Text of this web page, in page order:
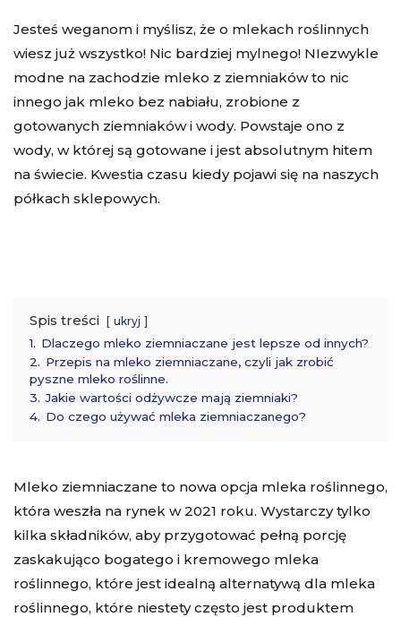
Jesteś weganom i myślisz, że o mlekach roślinnych
wiesz już wszystko! Nic bardziej mylnego! NIezwykle
modne na zachodzie mleko z ziemniaków to nic
innego jak mleko bez nabiału, zrobione z
gotowanych ziemniaków i wody. Powstaje ono z
wody, w której są gotowane i jest absolutnym hitem
na świecie. Kwestia czasu kiedy pojawi się na naszych
półkach sklepowych.
Spis treści ukryj
1. Dlaczego mleko ziemniaczane jest lepsze od innych?
2. Przepis na mleko ziemniaczane, czyli jak zrobić
pyszne mleko roślinne.
3. Jakie wartości odżywcze mają ziemniaki?
4. Do czego używać mleka ziemniaczanego?
Mleko ziemniaczane to nowa opcja mleka roślinnego,
która weszła na rynek w 2021 roku. Wystarczy tylko
kilka składników, aby przygotować pełną porcję
zaskakująco bogatego i kremowego mleka
roślinnego, które jest idealną alternatywą dla mleka
roślinnego, które niestety często jest produktem